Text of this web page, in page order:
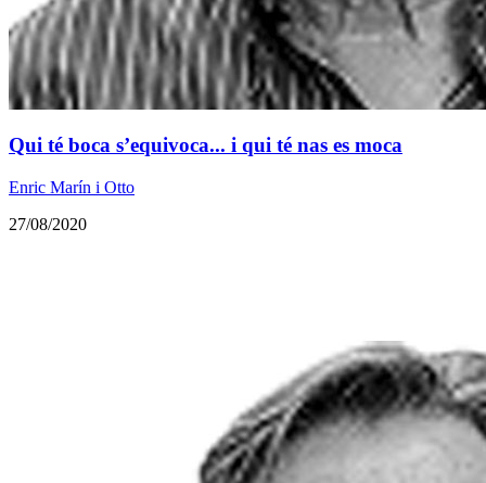
Qui té boca s’equivoca... i qui té nas es moca
Enric Marín i Otto
27/08/2020